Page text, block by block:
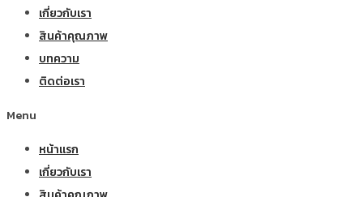
เกี่ยวกับเรา
สินค้าคุณภาพ
บทความ
ติดต่อเรา
Menu
หน้าแรก
เกี่ยวกับเรา